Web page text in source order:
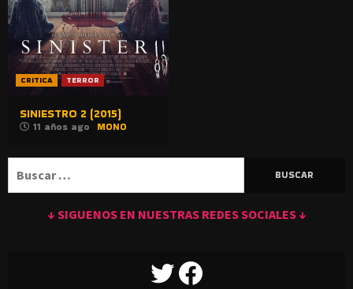
CRITICA TERROR
SINIESTRO 2 (2015)
11 años ago MONO
↓ SIGUENOS EN NUESTRAS REDES SOCIALES ↓
TWITTERFACEBOOK